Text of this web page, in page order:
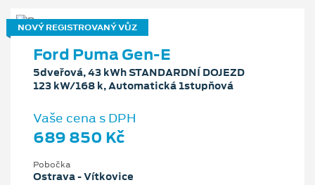
NOVÝ REGISTROVANÝ VŮZ
Ford Puma Gen-E
5dveřová, 43 kWh STANDARDNÍ DOJEZD
123 kW/168 k, Automatická 1stupňová
Vaše cena s DPH
689 850 Kč
Pobočka
Ostrava - Vítkovice